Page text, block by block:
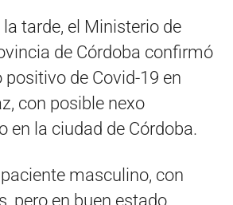
tarde, el Ministerio de
de Córdoba confirmó
positivo de Covid-19 en
con posible nexo
en la ciudad de Córdoba.
masculino, con
pero en buen estado